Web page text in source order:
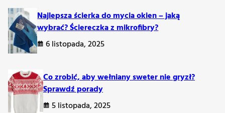
które pomagają w żalu
Najlepsza ścierka do mycia okien – jaką
wybrać? Ściereczka z mikrofibry?
6 listopada, 2025
Co zrobić, aby wełniany sweter nie gryzł?
Sprawdź porady
5 listopada, 2025